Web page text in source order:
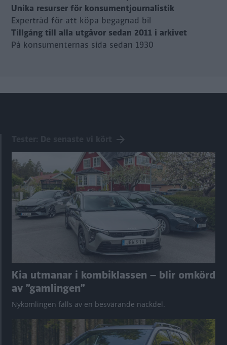
Unika resurser för konsumentjournalistik
Expertråd för att köpa begagnad bil
Tillgång till alla utgåvor sedan 2011 i arkivet
På konsumenternas sida sedan 1930
Kia utmanar i kombiklassen – blir omkörd
av ”gamlingen”
Nykomlingen fälls av en besvärande nackdel.